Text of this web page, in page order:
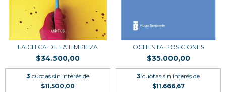
LA CHICA DE LA LIMPIEZA
$34.500,00
3 cuotas sin interés de
$11.500,00
OCHENTA POSICIONES
$35.000,00
3 cuotas sin interés de
$11.666,67